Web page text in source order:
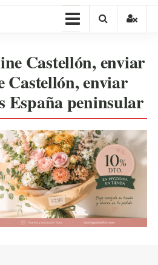
Castellón, enviar
Castellón, enviar
España peninsular